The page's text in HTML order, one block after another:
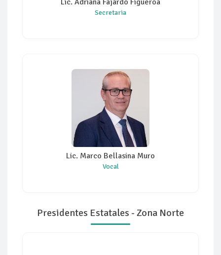
Lic. Adriana Fajardo Figueroa
Secretaria
Lic. Marco Bellasina Muro
Vocal
Presidentes Estatales - Zona Norte